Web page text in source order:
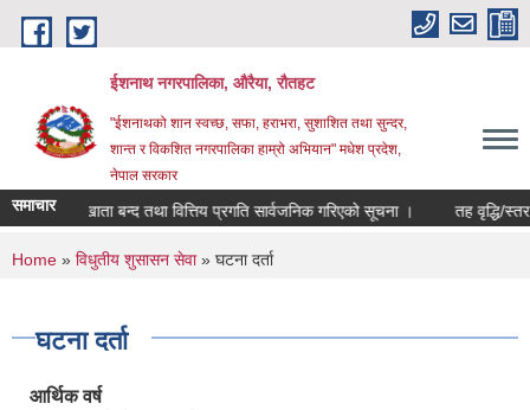
Skip to main content
ईशनाथ नगरपालिका, औरैया, रौतहट
"ईशनाथको शान स्वच्छ, सफा, हराभरा, सुशाशित तथा सुन्दर,
शान्त र विकशित नगरपालिका हाम्रो अभियान" मधेश प्रदेश,
नेपाल सरकार
समाचार
०८३ को खाता बन्द तथा वित्तिय प्रगति सार्वजनिक गरिएको सूचना । तह वृद्धि/
You are here
Home » विधुतीय शुसासन सेवा» घटना दर्ता
घटना दर्ता
आर्थिक वर्ष